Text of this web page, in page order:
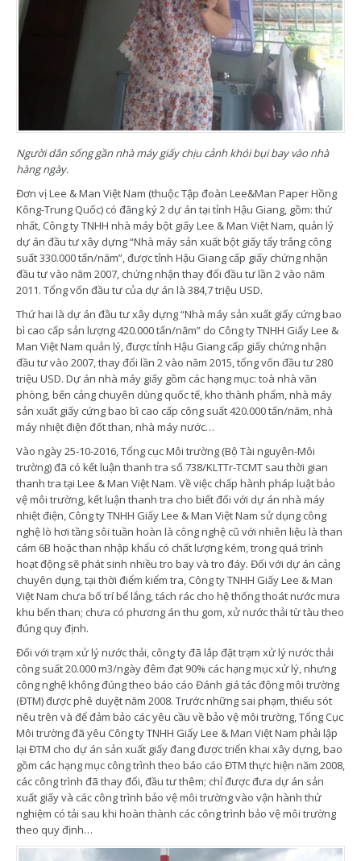
Người dân sống gần nhà máy giấy chịu cảnh khói bụi bay vào nhà
hàng ngày.
Đơn vị Lee & Man Việt Nam (thuộc Tập đoàn Lee&Man Paper Hồng
Kông-Trung Quốc) có đăng ký 2 dự án tại tỉnh Hậu Giang, gồm: thứ
nhất, Công ty TNHH nhà máy bột giấy Lee & Man Việt Nam, quản lý
dự án đầu tư xây dựng “Nhà máy sản xuất bột giấy tẩy trắng công
suất 330.000 tấn/năm”, được tỉnh Hậu Giang cấp giấy chứng nhận
đầu tư vào năm 2007, chứng nhận thay đổi đầu tư lần 2 vào năm
2011. Tổng vốn đầu tư của dự án là 384,7 triệu USD.
Thứ hai là dự án đầu tư xây dựng “Nhà máy sản xuất giấy cứng bao
bì cao cấp sản lượng 420.000 tấn/năm” do Công ty TNHH Giấy Lee &
Man Việt Nam quản lý, được tỉnh Hậu Giang cấp giấy chứng nhận
đầu tư vào 2007, thay đổi lần 2 vào năm 2015, tổng vốn đầu tư 280
triệu USD. Dự án nhà máy giấy gồm các hạng mục: toà nhà văn
phòng, bến cảng chuyên dùng quốc tế, kho thành phẩm, nhà máy
sản xuất giấy cứng bao bì cao cấp công suất 420.000 tấn/năm, nhà
máy nhiệt điện đốt than, nhà máy nước…
Vào ngày 25-10-2016, Tổng cục Môi trường (Bộ Tài nguyên-Môi
trường) đã có kết luận thanh tra số 738/KLTTr-TCMT sau thời gian
thanh tra tại Lee & Man Việt Nam. Về việc chấp hành pháp luật bảo
vệ môi trường, kết luận thanh tra cho biết đối với dự án nhà máy
nhiệt điện, Công ty TNHH Giấy Lee & Man Việt Nam sử dụng công
nghệ lò hơi tầng sôi tuần hoàn là công nghệ cũ với nhiên liệu là than
cám 6B hoặc than nhập khẩu có chất lượng kém, trong quá trình
hoạt động sẽ phát sinh nhiều tro bay và tro đáy. Đối với dự án cảng
chuyên dụng, tại thời điểm kiểm tra, Công ty TNHH Giấy Lee & Man
Việt Nam chưa bố trí bể lắng, tách rác cho hệ thống thoát nước mưa
khu bến than; chưa có phương án thu gom, xử nước thải từ tàu theo
đúng quy định.
Đối với trạm xử lý nước thải, công ty đã lắp đặt trạm xử lý nước thải
công suất 20.000 m3/ngày đêm đạt 90% các hạng mục xử lý, nhưng
công nghệ không đúng theo báo cáo Đánh giá tác động môi trường
(ĐTM) được phê duyệt năm 2008. Trước những sai phạm, thiếu sót
nêu trên và để đảm bảo các yêu cầu về bảo vệ môi trường, Tổng Cục
Môi trường đã yêu Công ty TNHH Giấy Lee & Man Việt Nam phải lập
lại ĐTM cho dự án sản xuất giấy đang được triển khai xây dựng, bao
gồm các hạng mục công trình theo báo cáo ĐTM thực hiện năm 2008,
các công trình đã thay đổi, đầu tư thêm; chỉ được đưa dự án sản
xuất giấy và các công trình bảo vệ môi trường vào vận hành thử
nghiệm có tải sau khi hoàn thành các công trình bảo vệ môi trường
theo quy định…